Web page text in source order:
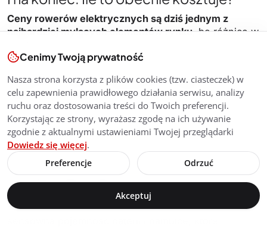
Ceny rowerów elektrycznych są dziś jednym z
najbardziej mylących elementów rynku, bo różnice w
jakości jazdy.
Najtańsze e-bike’i zaczynają się od około 1 500–2
000euro i kuszą na papierze przyzwoitymi
parametrami, ale w praktyce oszczędności dotyczą
napędu, baterii i osprzętu – czyli elementów, które
zużywają się najszybciej. To propozycje do
okazjonalnych dojazdów, nie do intensywnego
użytkowania.
Przedział 2 500–3 500euro to dla wielu
użytkowników
najrozsądniejszy punkt wejścia
cenie pojawiają się markowe napędy centralne,
Cenimy Twoją prywatność
Nasza strona korzysta z plików cookies (tzw. ciasteczek) w
celu zapewnienia prawidłowego działania serwisu, analizy
ruchu oraz dostosowania treści do Twoich preferencji.
Korzystając ze strony, wyrażasz zgodę na ich używanie
zgodnie z aktualnymi ustawieniami Twojej przeglądarki
Dowiedz się więcej.
Preferencje Odrzuć
Akceptuj